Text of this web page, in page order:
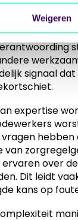
Weigeren
aan concrete
Tijdsdrukis
signaal
expertise
vragen
over
Dit leidt
kans op